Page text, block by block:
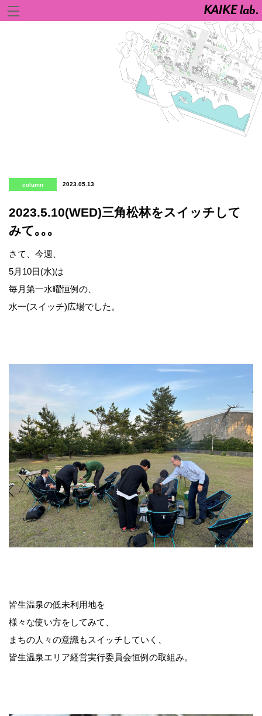
column 2023.05.13
2023.5.10(WED)三角松林をスイッチして
みて｡｡｡
さて、今週、
5月10日(水)は
毎月第一水曜恒例の、
水一(スイッチ)広場でした。
皆生温泉の低未利用地を
様々な使い方をしてみて、
まちの人々の意識もスイッチしていく、
皆生温泉エリア経営実行委員会恒例の取組み。